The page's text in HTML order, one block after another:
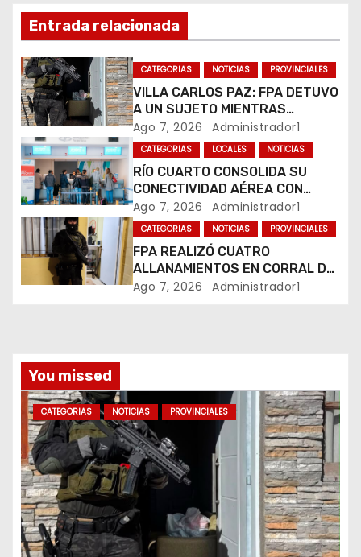
ó
n
d
e
e
n
t
r
a
a
s
Entrada relacionada
CATEGORIAS NOTICIAS PROVINCIALES
VILLA CARLOS PAZ: FPA DETUVO
A UN SUJETO MIENTRAS
COMERCIALIZABA COCAÍNA Y
MARIHUANA EN UNA PLAZA
Ago 7, 2026 Administrador1
CATEGORIAS LOCALES NOTICIAS
RÍO CUARTO CONSOLIDA SU
CONECTIVIDAD AÉREA CON
CUATRO VUELOS SEMANALES A
BUENOS AIRES
Ago 7, 2026 Administrador1
CATEGORIAS NOTICIAS PROVINCIALES
FPA REALIZÓ CUATRO
ALLANAMIENTOS EN CORRAL DE
BUSTOS-IFFLINGER
Ago 7, 2026 Administrador1
You missed
CATEGORIAS NOTICIAS PROVINCIALES